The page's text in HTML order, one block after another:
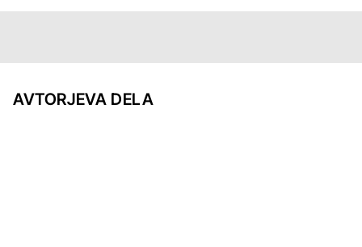
AVTORJEVA DELA